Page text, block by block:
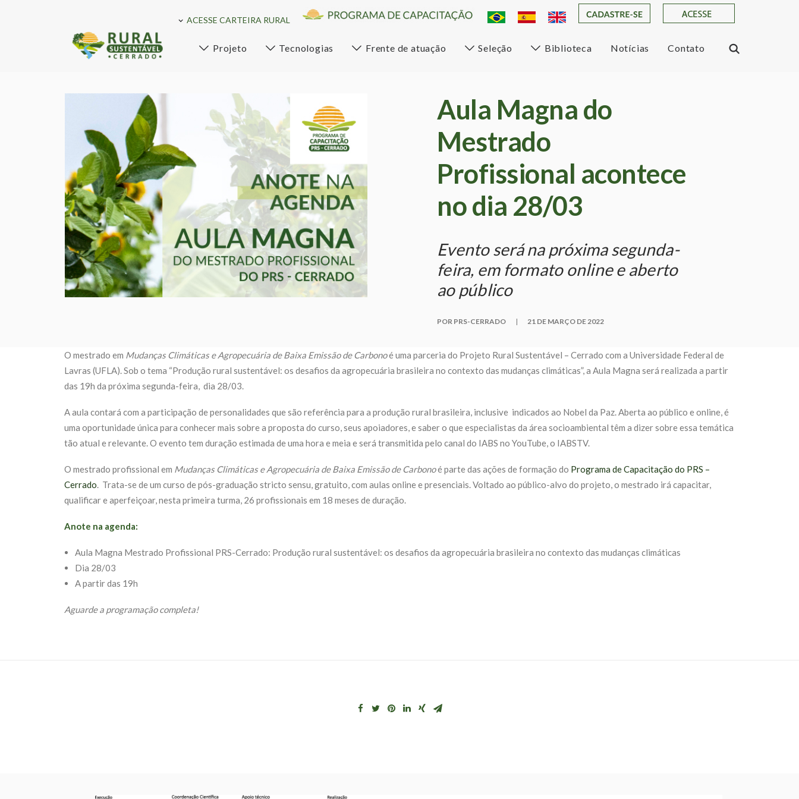
ACESSE CARTEIRA RURAL
Projeto Tecnologias Frente de atuação Seleção Biblioteca Notícias Contato
Aula Magna do
Mestrado
Profissional acontece
no dia 28/03
Evento será na próxima segunda-
feira, em formato online e aberto
ao público
POR PRS-CERRADO | 21 DE MARÇO DE 2022
O mestrado em Mudanças Climáticas e Agropecuária de Baixa Emissão de Carbonoé uma parceria do Projeto Rural Sustentável – Cerrado com a Universidade Federal de
Lavras (UFLA). Sob o tema “Produção rural sustentável: os desafios da agropecuária brasileira no contexto das mudanças climáticas”, a Aula Magna será realizada a partir
das 19h da próxima segunda-feira, dia 28/03.
A aula contará com a participação de personalidades que são referência para a produção rural brasileira, inclusive indicados ao Nobel da Paz. Aberta ao público e online, é
uma oportunidade única para conhecer mais sobre a proposta do curso, seus apoiadores, e saber o que especialistas da área socioambiental têm a dizer sobre essa temática
tão atual e relevante. O evento tem duração estimada de uma hora e meia e será transmitida pelo canal do IABS no YouTube, o IABSTV.
O mestrado profissional em Mudanças Climáticas e Agropecuária de Baixa Emissão de Carbonoé parte das ações de formação do Programa de Capacitação do PRS –
Cerrado. Trata-se de um curso de pós-graduação stricto sensu, gratuito, com aulas online e presenciais. Voltado ao público-alvo do projeto, o mestrado irá capacitar,
qualificar e aperfeiçoar,nesta primeira turma, 26 profissionais em 18 meses de duração.
Anote na agenda:
Aula Magna Mestrado Profissional PRS-Cerrado: Produção rural sustentável: os desafios da agropecuária brasileira no contexto das mudanças climáticas
Dia 28/03
A partir das 19h
Aguarde a programação completa!